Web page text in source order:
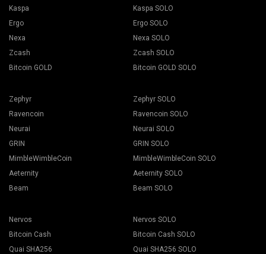
Kaspa
Ergo
Nexa
Zcash
Bitcoin GOLD
Kaspa SOLO
Ergo SOLO
Nexa SOLO
Zcash SOLO
Bitcoin GOLD SOLO
Zephyr
Ravencoin
Neurai
GRIN
MimbleWimbleCoin
Aeternity
Beam
Zephyr SOLO
Ravencoin SOLO
Neurai SOLO
GRIN SOLO
MimbleWimbleCoin SOLO
Aeternity SOLO
Beam SOLO
Nervos
Bitcoin Cash
Quai SHA256
Nervos SOLO
Bitcoin Cash SOLO
Quai SHA256 SOLO